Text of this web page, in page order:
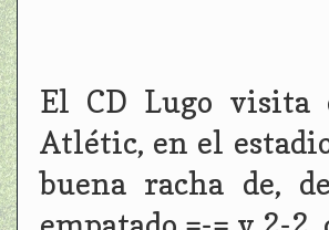
El CD Lugo visita
Atlétic, en el
buena racha de,